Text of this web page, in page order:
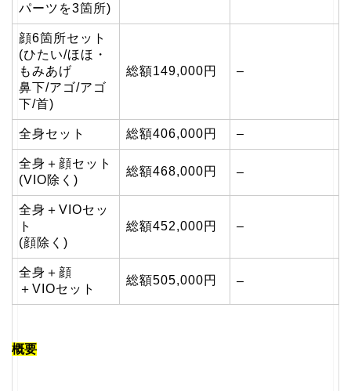
パーツを3箇所)
顔6箇所セット
(ひたい/ほほ・
もみあげ
鼻下/アゴ/アゴ
下/首)
総額149,000円 –
全身セット 総額406,000円 –
全身＋顔セット
(VIO除く)
総額468,000円 –
全身＋VIOセッ
ト
(顔除く)
総額452,000円 –
全身＋顔
＋VIOセット
総額505,000円 –
概要